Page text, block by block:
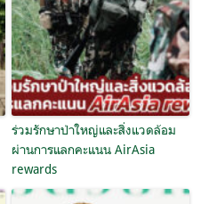
ร่วมรักษาป่าใหญ่และสิ่งแวดล้อม
ผ่านการแลกคะแนน AirAsia
rewards